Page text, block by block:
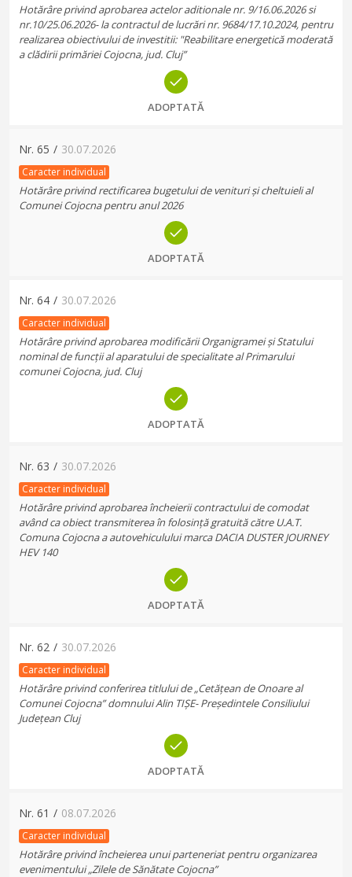
Hotărâre privind aprobarea actelor aditionale nr. 9/16.06.2026 si
nr.10/25.06.2026- la contractul de lucrări nr. 9684/17.10.2024, pentru
realizarea obiectivului de investitii: "Reabilitare energetică moderată
a clădirii primăriei Cojocna, jud. Cluj”
ADOPTATĂ
Nr. 65 / 30.07.2026
Caracter individual
Hotărâre privind rectificarea bugetului de venituri și cheltuieli al
Comunei Cojocna pentru anul 2026
ADOPTATĂ
Nr. 64 / 30.07.2026
Caracter individual
Hotărâre privind aprobarea modificării Organigramei și Statului
nominal de funcții al aparatului de specialitate al Primarului
comunei Cojocna, jud. Cluj
ADOPTATĂ
Nr. 63 / 30.07.2026
Caracter individual
Hotărâre privind aprobarea încheierii contractului de comodat
având ca obiect transmiterea în folosință gratuită către U.A.T.
Comuna Cojocna a autovehiculului marca DACIA DUSTER JOURNEY
HEV 140
ADOPTATĂ
Nr. 62 / 30.07.2026
Caracter individual
Hotărâre privind conferirea titlului de „Cetățean de Onoare al
Comunei Cojocna” domnului Alin TIȘE- Președintele Consiliului
Județean Cluj
ADOPTATĂ
Nr. 61 / 08.07.2026
Caracter individual
Hotărâre privind încheierea unui parteneriat pentru organizarea
evenimentului „Zilele de Sănătate Cojocna”